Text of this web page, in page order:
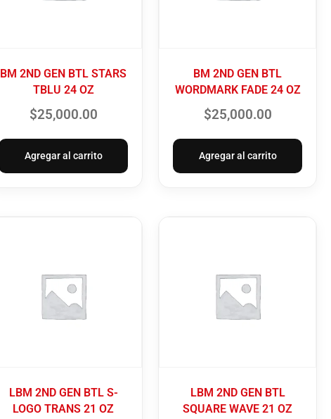
BM 2ND GEN BTL STARS
TBLU 24 OZ
$25,000.00
Agregar al carrito
BM 2ND GEN BTL
WORDMARK FADE 24 OZ
$25,000.00
Agregar al carrito
LBM 2ND GEN BTL S-
LOGO TRANS 21 OZ
LBM 2ND GEN BTL
SQUARE WAVE 21 OZ